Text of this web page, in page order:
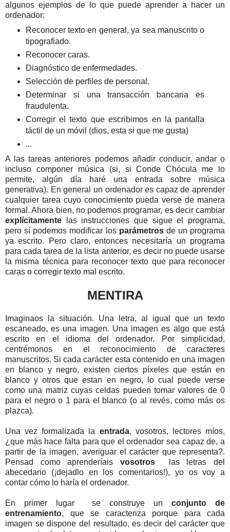
algunos ejemplos de lo que puede aprender a hacer un
ordenador:
Reconocer texto en general, ya sea manuscrito o
tipografiado.
Reconocer caras.
Diagnóstico de enfermedades.
Selección de perfiles de personal.
Determinar si una transacción bancaria es
fraudulenta.
Corregir el texto que escribimos en la pantalla
táctil de un móvil (dios, esta si que me gusta)
...
A las tareas anteriores podemos añadir conducir, andar o
incluso componer música (si, si Conde Chócula me lo
permite, algún día haré una entrada sobre música
generativa). En general un ordenador es capaz de aprender
cualquier tarea cuyo conocimiento pueda verse de manera
formal. Ahora bien, no podemos programar, es decir cambiar
explícitamente las instrucciones que sigue el programa,
pero sí podemos modificar los parámetrosde un programa
ya escrito. Pero claro, entonces necesitaría un programa
para cada tarea de la lista anterior, es decir no puede usarse
la misma técnica para reconocer texto que para reconocer
caras o corregir texto mal escrito.
MENTIRA
Imaginaos la situación. Una letra, al igual que un texto
escaneado, es una imagen. Una imagen es algo que está
escrito en el idioma del ordenador. Por simplicidad,
centrémonos en el reconocimiento de caracteres
manuscritos. Si cada carácter esta contenido en una imagen
en blanco y negro, existen ciertos píxeles que están en
blanco y otros que estan en negro, lo cual puede verse
como una matriz cuyas celdas pueden tomar valores de 0
para el negro o 1 para el blanco (o al revés, como más os
plazca).
Una vez formalizada la entrada, vosotros, lectores míos,
¿que más hace falta para que el ordenador sea capaz de, a
partir de la imagen, averiguar el carácter que representa?.
Pensad como aprenderíais vosotroslas letras del
abecedario (¡dejadlo en los comentarios!), yo os voy a
contar cómo lo haría el ordenador.
En primer lugar se construye un conjunto de
entrenamiento, que se caracteriza porque para cada
imagen se dispone del resultado, es decir del carácter que